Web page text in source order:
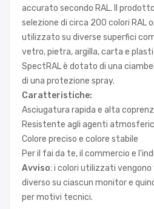
accurato secondo RAL. Il
selezione di circa 200 colori RAL
utilizzato su diverse superfici
vetro, pietra, argilla, carta e
SpectRAL è dotato di una
di una protezione spray.
Caratteristiche:
Asciugatura rapida e alta
Resistente agli agenti
Colore preciso e colore stabile
Per il fai da te, il commercio e
Avviso: i colori utilizzati
diverso su ciascun monitor e
per motivi tecnici.